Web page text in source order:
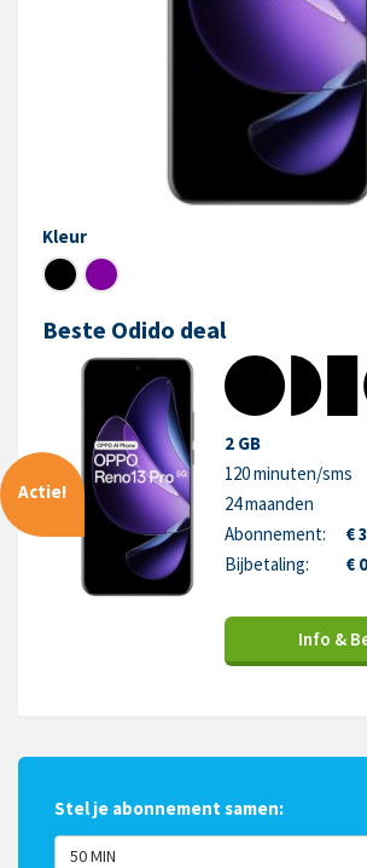
Kleur
Beste Odido deal
Actie!
2 GB
120 minuten/sms
24 maanden
Abonnement:
€
Bijbetaling:
€
Info &
Stel je abonnement samen:
50 MIN